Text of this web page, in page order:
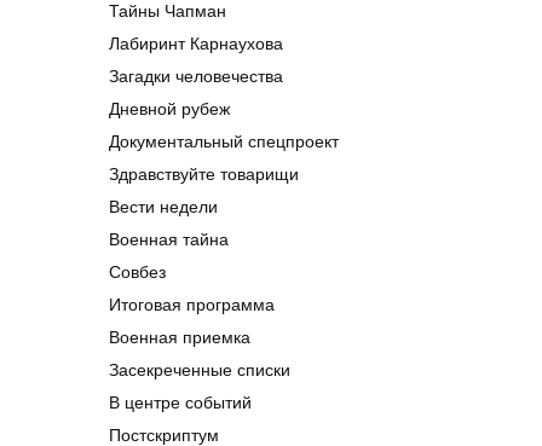
Тайны Чапман
Лабиринт Карнаухова
Загадки человечества
Дневной рубеж
Документальный спецпроект
Здравствуйте товарищи
Вести недели
Военная тайна
Совбез
Итоговая программа
Военная приемка
Засекреченные списки
В центре событий
Постскриптум